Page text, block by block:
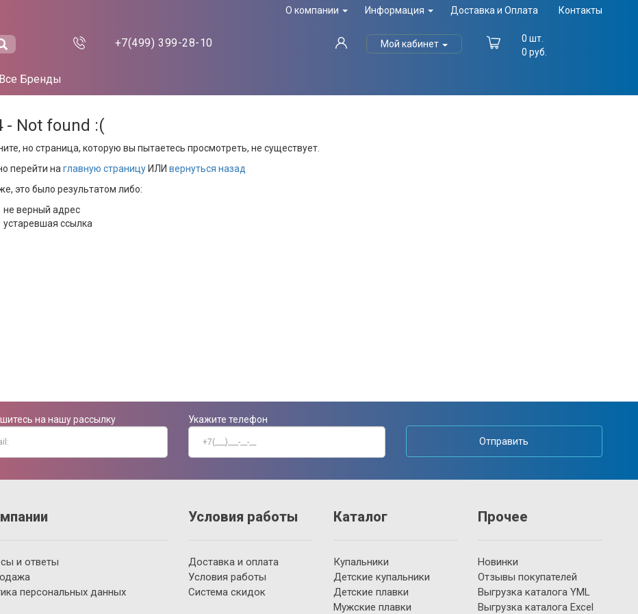
О компании Информация Доставка и Оплата Контакты
+7(499) 399-28-10 Мой кабинет
0 шт.
0 руб.
Все Бренды
- Not found :(
но страница, которую вы пытаетесь просмотреть, не существует.
перейти на главную страницу ИЛИ вернуться назад
это было результатом либо:
не верный адрес
устаревшая ссылка
на нашу рассылку
Укажите телефон
Отправить
и ответы
персональных данных
Условия работы
Доставка и оплата
Условия работы
Система скидок
Каталог
Купальники
Детские купальники
Детские плавки
Мужские плавки
Прочее
Новинки
Отзывы покупателей
Выгрузка каталога YML
Выгрузка каталога Excel